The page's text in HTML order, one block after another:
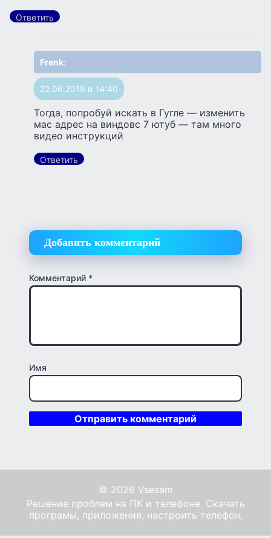
Ответить
Frenk:
22.06.2019 в 14:40
Тогда, попробуй искать в Гугле — изменить
мас адрес на виндовс 7 ютуб — там много
видео инструкций
Ответить
Добавить комментарий
Комментарий *
Имя
© 2026 Vsesam
Решение проблем на ПК и телефоне. Скачать
програмы, приложения, настроить телефон,